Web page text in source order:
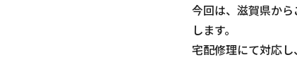
今回は、滋賀県か
します。
宅配修理にて対応し